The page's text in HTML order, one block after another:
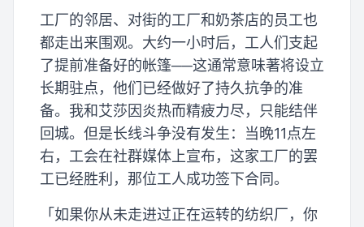
工厂的邻居、对街的工厂和奶茶店的员工也
都走出来围观。大约一小时后，工人们支起
了提前准备好的帐篷──这通常意味著将设立
长期驻点，他们已经做好了持久抗争的准
备。我和艾莎因炎热而精疲力尽，只能结伴
回城。但是长线斗争没有发生：当晚11点左
右，工会在社群媒体上宣布，这家工厂的罢
工已经胜利，那位工人成功签下合同。
「如果你从未走进过正在运转的纺织厂，你